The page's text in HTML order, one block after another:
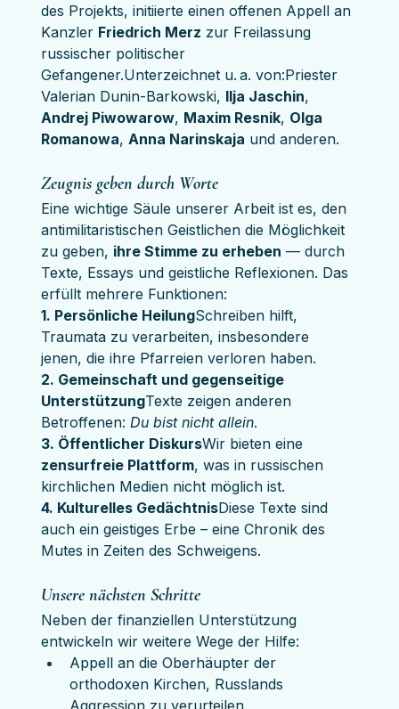
des Projekts, initiierte einen offenen Appell an
Kanzler Friedrich Merz zur Freilassung
russischer politischer
Gefangener.Unterzeichnet u. a. von:Priester
Valerian Dunin-Barkowski, Ilja Jaschin,
Andrej Piwowarow, Maxim Resnik, Olga
Romanowa, Anna Narinskaja und anderen.
Zeugnis geben durch Worte
Eine wichtige Säule unserer Arbeit ist es, den
antimilitaristischen Geistlichen die Möglichkeit
zu geben, ihre Stimme zu erheben — durch
Texte, Essays und geistliche Reflexionen. Das
erfüllt mehrere Funktionen:
1. Persönliche HeilungSchreiben hilft,
Traumata zu verarbeiten, insbesondere
jenen, die ihre Pfarreien verloren haben.
2. Gemeinschaft und gegenseitige
UnterstützungTexte zeigen anderen
Betroffenen: Du bist nicht allein.
3. Öffentlicher DiskursWir bieten eine
zensurfreie Plattform, was in russischen
kirchlichen Medien nicht möglich ist.
4. Kulturelles GedächtnisDiese Texte sind
auch ein geistiges Erbe – eine Chronik des
Mutes in Zeiten des Schweigens.
Unsere nächsten Schritte
Neben der finanziellen Unterstützung
entwickeln wir weitere Wege der Hilfe:
Appell an die Oberhäupter der
orthodoxen Kirchen, Russlands